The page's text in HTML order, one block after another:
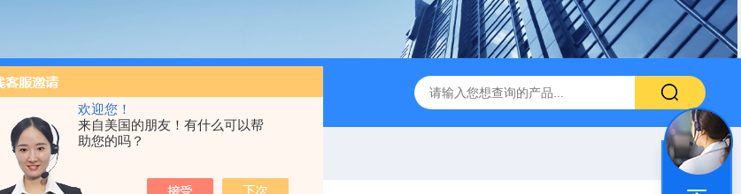
欢迎您！
来自美国的朋友！有什么可以帮
助您的吗？
tosok外径测台 TOSOK气动量仪CAG2000 X-MET8000手持式X荧光光谱仪